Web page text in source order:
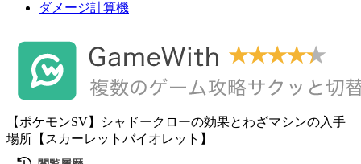
ダメージ計算機
【ポケモンSV】シャドークローの効果とわざマシンの入手
場所【スカーレットバイオレット】